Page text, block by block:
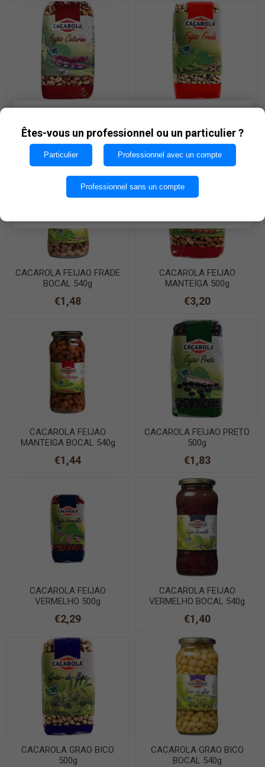
€3,20 €1,52
CACAROLA FEIJAO FRADE
BOCAL 540g
€1,48
CACAROLA FEIJAO
MANTEIGA 500g
€3,20
CACAROLA FEIJAO
MANTEIGA BOCAL 540g
€1,44
CACAROLA FEIJAO PRETO
500g
€1,83
CACAROLA FEIJAO
VERMELHO 500g
€2,29
CACAROLA FEIJAO
VERMELHO BOCAL 540g
€1,40
CACAROLA GRAO BICO
500g
CACAROLA GRAO BICO
BOCAL 540g
utilisant nos services, vous acceptez notre utilisation
des cookies.
OK
Êtes-vous un professionnel ou un particulier ?
Particulier Professionnel avec un compte
Professionnel sans un compte